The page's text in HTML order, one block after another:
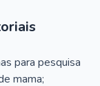
para pesquisa
mama;